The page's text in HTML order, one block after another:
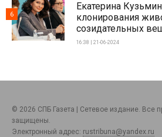
Екатерина
клонирования
созидательных
16:38 | 21-06-2024
6
© 2026 СПБ Газета | Сетевое издание. Все
защищены.
Электронный адрес: rustribuna@yandex.ru